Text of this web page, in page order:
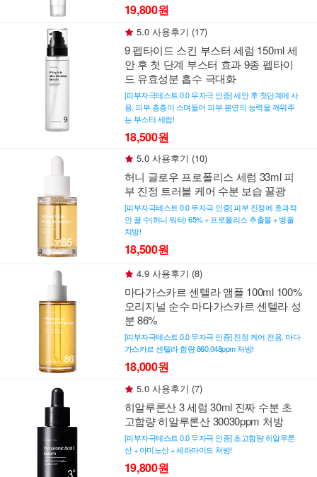
19,800원
5.0 사용후기 (17)
9 펩타이드 스킨 부스터 세럼 150ml 세
안 후 첫 단계 부스터 효과 9종 펩타이
드 유효성분 흡수 극대화
[피부자극테스트 0.0 무자극 인증] 세안 후 첫단계에 사
용, 피부 층층이 스며들어 피부 본연의 능력을 깨워주
는 부스터 세럼!
18,500원
5.0 사용후기 (10)
허니 글로우 프로폴리스 세럼 33ml 피
부 진정 트러블 케어 수분 보습 꿀광
[피부자극테스트 0.0 무자극 인증] 피부 진정에 효과적
인 꿀 수(허니 워터) 65% + 프로폴리스 추출물 + 병풀
처방!
18,500원
4.9 사용후기 (8)
마다가스카르 센텔라 앰플 100ml 100%
오리지널 순수 마다가스카르 센텔라 성
분 86%
[피부자극테스트 0.0 무자극 인증] 진정 케어 전용. 마다
가스카르 센텔라 함량 860,048ppm 처방!
18,000원
5.0 사용후기 (7)
히알루론산 3 세럼 30ml 진짜 수분 초
고함량 히알루론산 30030ppm 처방
[피부자극테스트 0.0 무자극 인증] 초고함량 히알루론
산 + 아미노산 + 세라마이드 처방!
19,800원